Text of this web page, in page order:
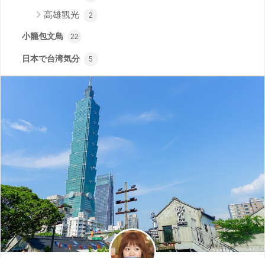
高雄観光 2
小籠包文鳥 22
日本で台湾気分 5